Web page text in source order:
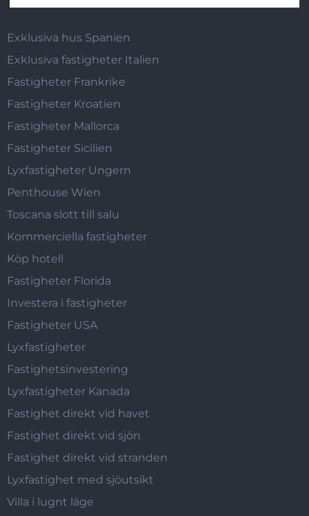
Exklusiva hus Spanien
Exklusiva fastigheter Italien
Fastigheter Frankrike
Fastigheter Kroatien
Fastigheter Mallorca
Fastigheter Sicilien
Lyxfastigheter Ungern
Penthouse Wien
Toscana slott till salu
Kommerciella fastigheter
Köp hotell
Fastigheter Florida
Investera i fastigheter
Fastigheter USA
Lyxfastigheter
Fastighetsinvestering
Lyxfastigheter Kanada
Fastighet direkt vid havet
Fastighet direkt vid sjön
Fastighet direkt vid stranden
Lyxfastighet med sjöutsikt
Villa i lugnt läge